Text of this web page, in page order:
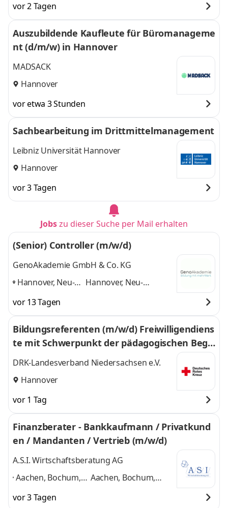
Hamburg,
München, Leipzig,
Köln, Dresden,
Hannover, Bremen,
Köln, Dresden,
Hannover, Bremen,
Stuttgart
vor 2 Tagen
Auszubildende Kaufleute für Büromanageme
nt (d/m/w) in Hannover
MADSACK
Hannover
vor etwa 3 Stunden
Sachbearbeitung im Drittmittelmanagement
Leibniz Universität Hannover
Hannover
vor 3 Tagen
Jobszu dieser Suche per Mail erhalten
(Senior) Controller (m/w/d)
GenoAkademie GmbH & Co. KG
Hannover, Neu-
Rösrath-
Forsbach,
Hannover, Neu-
vor 13 Tagen
Bildungsreferenten (m/w/d) Freiwilligendiens
te mit Schwerpunkt der pädagogischen Begl
eitung und Betreuung der FSJ- und BFD-Teiln
DRK-Landesverband Niedersachsen e.V.
Hannover
vor 1 Tag
Finanzberater - Bankkaufmann / Privatkund
en / Mandanten / Vertrieb (m/w/d)
A.S.I. Wirtschaftsberatung AG
Aachen, Bochum,
Düsseldorf,
Aachen, Bochum,
vor 3 Tagen